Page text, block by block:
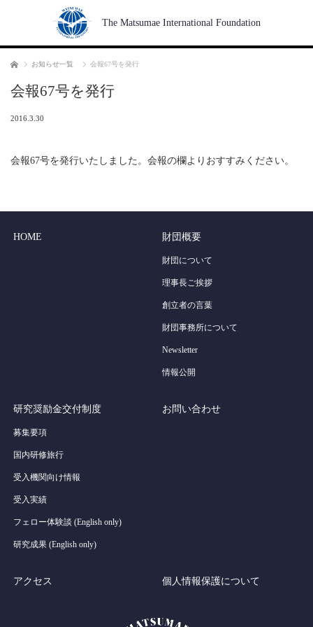
The Matsumae International Foundation
Home お知らせ一覧 会報67号を発行
会報67号を発行
2016.3.30
会報67号を発行いたしました。会報の欄よりおすすみください。
HOME 財団概要
財団について
理事長ご挨拶
創立者の言葉
財団事務所について
Newsletter
情報公開
研究奨励金交付制度
募集要項
国内研修旅行
受入機関向け情報
受入実績
フェロー体験談 (English only)
研究成果 (English only)
お問い合わせ
アクセス 個人情報保護について